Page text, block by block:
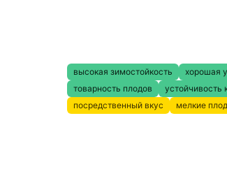
высокая зимостойкость хорошая
товарность плодов
устойчивость
посредственный вкус
мелкие